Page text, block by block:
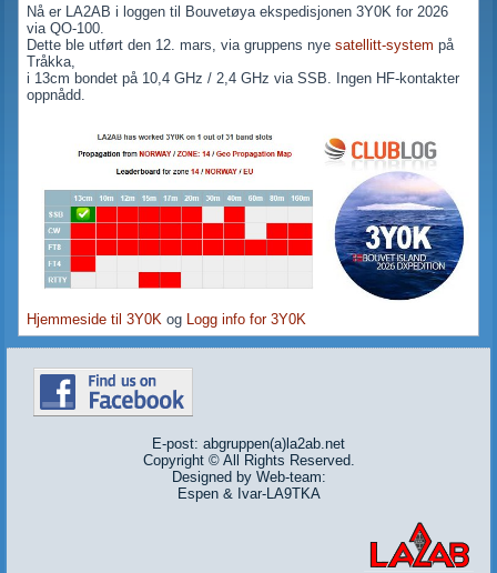
Nå er LA2AB i loggen til Bouvetøya ekspedisjonen 3Y0K for 2026
via QO-100.
Dette ble utført den 12. mars, via gruppens nyesatellitt-system på
Tråkka,
i 13cm bondet på 10,4 GHz / 2,4 GHz via SSB. Ingen HF-kontakter
oppnådd.
Hjemmeside til 3Y0K og Logg info for 3Y0K
E-post: abgruppen(a)la2ab.net
Copyright © All Rights Reserved.
Designed by Web-team:
Espen & Ivar-LA9TKA